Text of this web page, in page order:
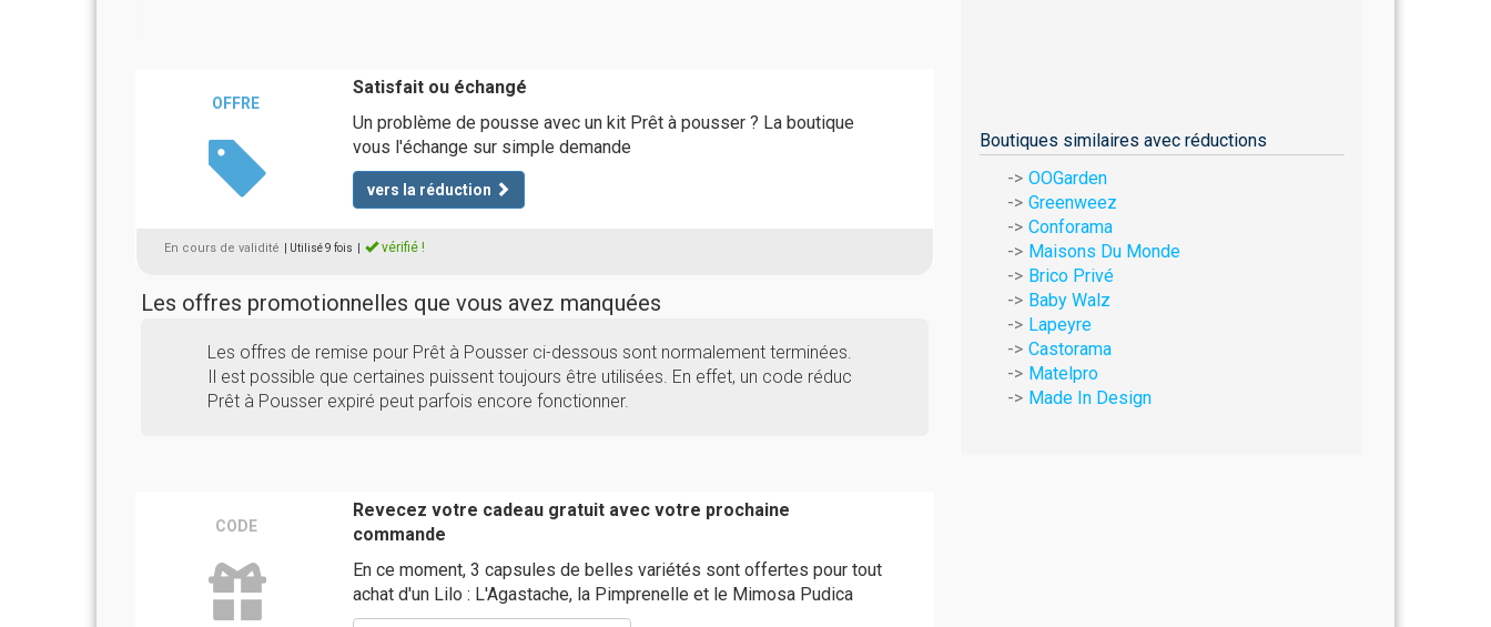
OFFRE
Satisfait ou échangé
Un problème de pousse avec un kit Prêt à pousser ? La boutique
vous l'échange sur simple demande
vers la réduction
En cours de validité | Utilisé 9 fois vérifié !
Les offres promotionnelles que vous avez manquées
Les offres de remise pour Prêt à Pousser ci-dessous sont normalement terminées.
Il est possible que certaines puissent toujours être utilisées. En effet, un code réduc
Prêt à Pousser expiré peut parfois encore fonctionner.
CODE
Revecez votre cadeau gratuit avec votre prochaine
commande
En ce moment, 3 capsules de belles variétés sont offertes pour tout
achat d'un Lilo : L'Agastache, la Pimprenelle et le Mimosa Pudica
Boutiques similaires avec réductions
OOGarden
Greenweez
Conforama
Maisons Du Monde
Brico Privé
Baby Walz
Lapeyre
Castorama
Matelpro
Made In Design